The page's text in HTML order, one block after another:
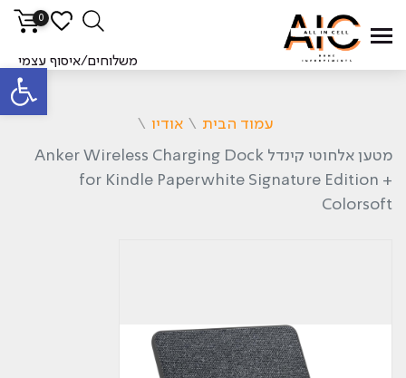
פתח
0
משלוחים/איסוף עצמי
עמוד הבית \ אודיו \
מטען אלחוטי קינדל Anker Wireless Charging Dock
for Kindle Paperwhite Signature Edition +
Colorsoft